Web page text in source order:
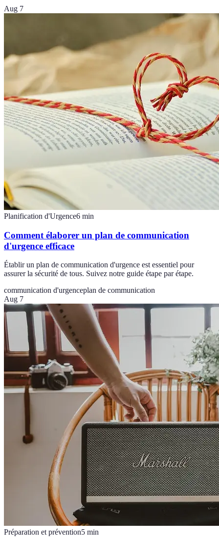
Aug 7
Planification d'Urgence6 min
Comment élaborer un plan de communication
d'urgence efficace
Établir un plan de communication d'urgence est essentiel pour
assurer la sécurité de tous. Suivez notre guide étape par étape.
communication d'urgenceplan de communication
Aug 7
Préparation et prévention5 min